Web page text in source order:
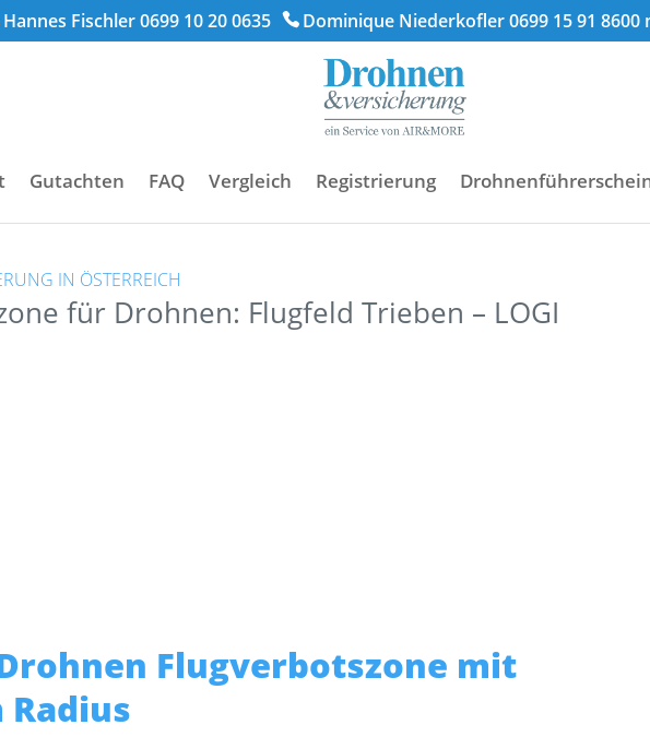
Hannes Fischler 0699 10 20 0635 Dominique Niederkofler 0699 15 91 8600
Gutachten FAQ Vergleich Registrierung
IN ÖSTERREICH
für Drohnen: Flugfeld Trieben – LOGI
Flugverbotszone mit
Radius